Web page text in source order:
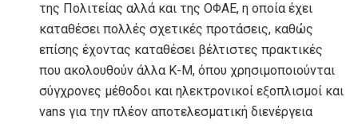
της Πολιτείας αλλά και της ΟΦΑΕ, η οποία έχει
καταθέσει πολλές σχετικές προτάσεις, καθώς
επίσης έχοντας καταθέσει βέλτιστες πρακτικές
που ακολουθούν άλλα Κ-Μ, όπου χρησιμοποιούνται
σύγχρονες μέθοδοι και ηλεκτρονικοί εξοπλισμοί και
vans για την πλέον αποτελεσματική διενέργεια